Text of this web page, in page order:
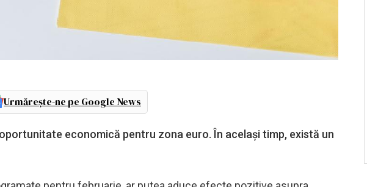
Urmărește-ne pe Google News
economică pentru zona euro. În același timp, există un